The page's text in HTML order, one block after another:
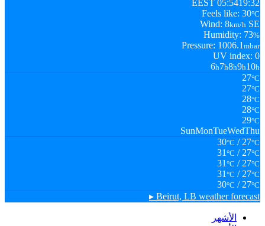
05:5419:32 EEST
Feels like: 30°C
Wind: 8km/h SE
Humidity: 73%
Pressure: 1006.1 mbar
UV index: 0
6h7h8h9h10h
27°C
27°C
28°C
28°C
29°C
SunMonTueWedThu
30°C / 27°C
31 °C / 27°C
31 °C / 27°C
31 °C / 27°C
30°C / 27°C
Beirut, LB weather forecast ▸
الأشهر